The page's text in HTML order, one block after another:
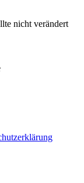
nicht verändert